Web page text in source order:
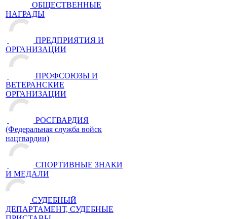
ОБЩЕСТВЕННЫЕ
НАГРАДЫ
ПРЕДПРИЯТИЯ И
ОРГАНИЗАЦИИ
ПРОФСОЮЗЫ И
ВЕТЕРАНСКИЕ
ОРГАНИЗАЦИИ
РОСГВАРДИЯ
(Федеральная служба войск
нацгвардии)
СПОРТИВНЫЕ ЗНАКИ
И МЕДАЛИ
СУДЕБНЫЙ
ДЕПАРТАМЕНТ, СУДЕБНЫЕ